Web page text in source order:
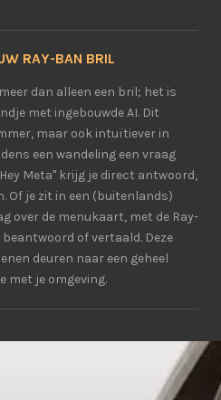
RAY-BAN BRIL
dan alleen een bril; het is
met ingebouwde AI. Dit
maar ook intuïtiever in
een wandeling een vraag
Meta" krijg je direct antwoord,
Of je zit in een (buitenlands)
over de menukaart, met de Ray-
of vertaald. Deze
deuren naar een geheel
met je omgeving.